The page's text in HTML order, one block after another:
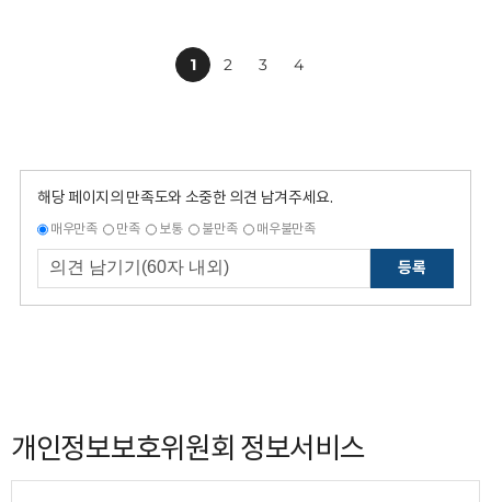
1 2 3 4
해당 페이지의 만족도와 소중한 의견 남겨주세요.
매우만족 만족 보통 불만족 매우불만족
등록
개인정보보호위원회 정보서비스